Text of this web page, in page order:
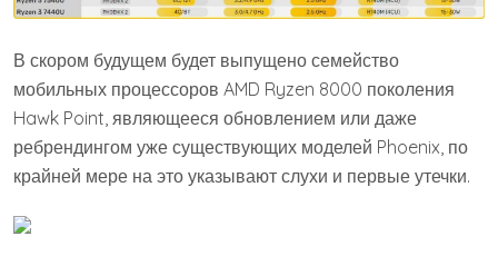
В скором будущем будет выпущено семейство
мобильных процессоров AMD Ryzen 8000 поколения
Hawk Point, являющееся обновлением или даже
ребрендингом уже существующих моделей Phoenix, по
крайней мере на это указывают слухи и первые утечки.